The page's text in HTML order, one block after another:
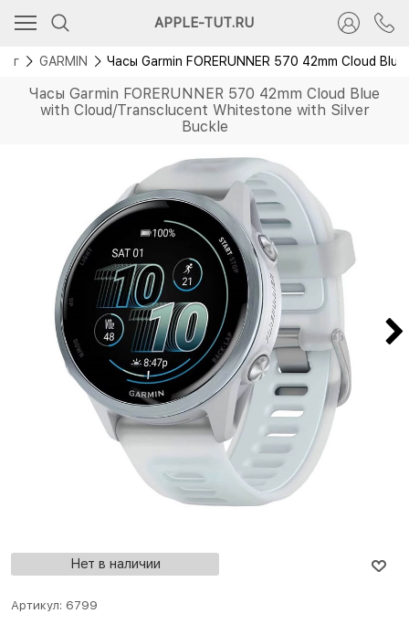
APPLE-TUT.RU
GARMIN Часы Garmin FORERUNNER 570 42mm Cloud
Часы Garmin FORERUNNER 570 42mm Cloud Blue
with Cloud/Transclucent Whitestone with Silver
Buckle
Новинка
Нет в наличии
Артикул: 6799